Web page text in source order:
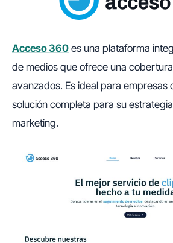
Acceso 360 es una plataforma
de medios que ofrece una
avanzados. Es ideal para empresas
solución completa para su
marketing.